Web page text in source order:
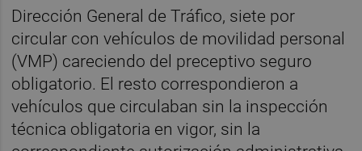
Dirección General de Tráfico, siete por
circular con vehículos de movilidad personal
(VMP) careciendo del preceptivo seguro
obligatorio. El resto correspondieron a
vehículos que circulaban sin la inspección
técnica obligatoria en vigor, sin la